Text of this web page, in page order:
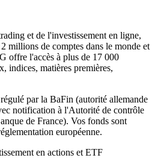
et de l'investissement en ligne,
millions de comptes dans le monde et
offre l'accès à plus de 17 000
indices, matières premières,
par la BaFin (autorité allemande
notification à l'Autorité de contrôle
de France). Vos fonds sont
européenne.
en actions et ETF